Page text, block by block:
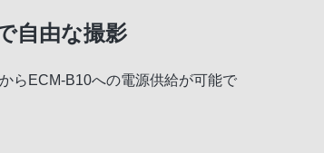
自由な撮影
らECM-B10への電源供給が可能で